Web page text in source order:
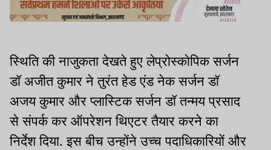
स्थिति की नाजुकता देखते हुए लेप्रोस्कोपिक सर्जन
डॉ अजीत कुमार ने तुरंत हेड एंड नेक सर्जन डॉ
अजय कुमार और प्लास्टिक सर्जन डॉ तन्मय प्रसाद
से संपर्क कर ऑपरेशन थिएटर तैयार करने का
निर्देश दिया. इस बीच उन्होंने उच्च पदाधिकारियों और